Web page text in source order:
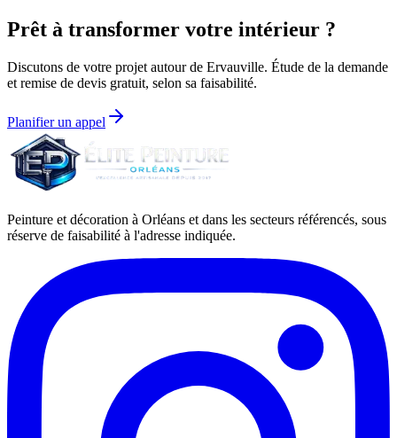
Prêt à transformer votre intérieur ?
Discutons de votre projet autour de Ervauville. Étude de la demande
et remise de devis gratuit, selon sa faisabilité.
Planifier un appel
Peinture et décoration à Orléans et dans les secteurs référencés, sous
réserve de faisabilité à l'adresse indiquée.